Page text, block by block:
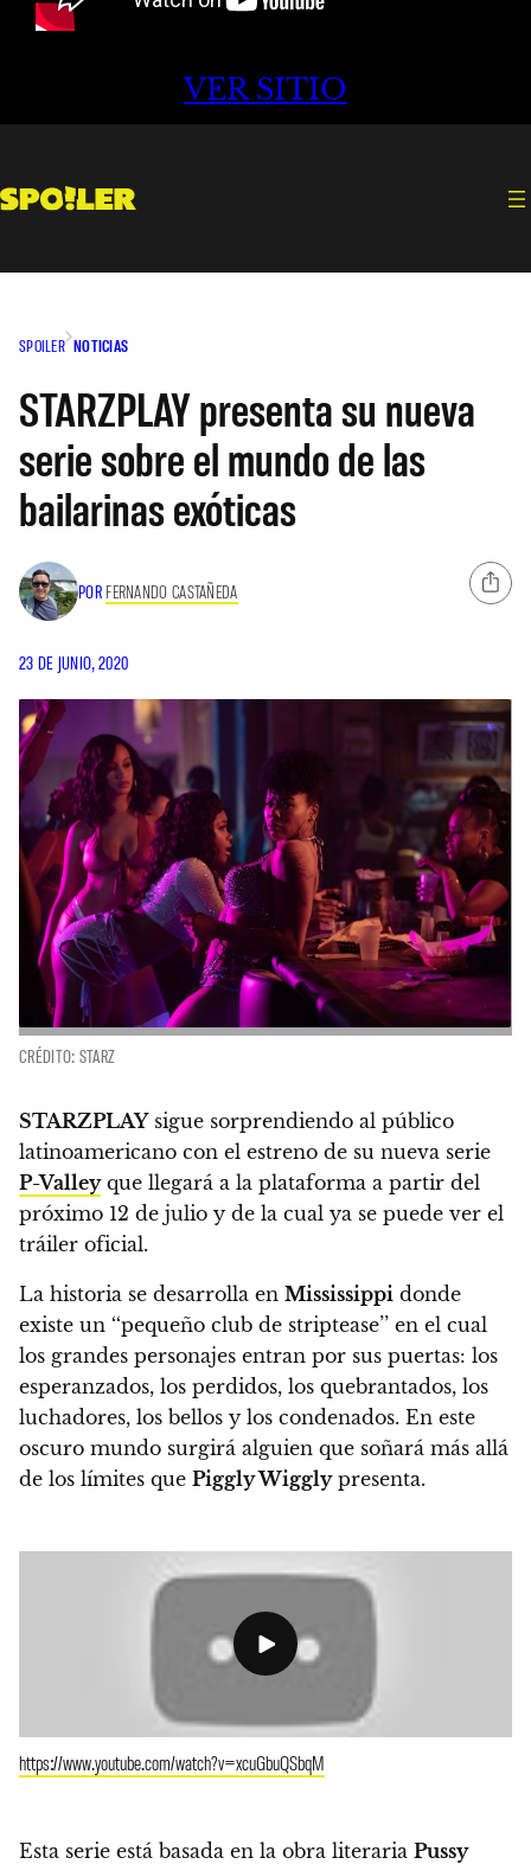
VER SITIO
SPOILER NOTICIAS
STARZPLAY presenta su nueva
serie sobre el mundo de las
bailarinas exóticas
POR FERNANDO CASTAÑEDA
23 DE JUNIO, 2020
CRÉDITO: STARZ
STARZPLAYsigue sorprendiendo al público
latinoamericano con el estreno de su nueva serie
P-Valleyque llegará a la plataforma a partir del
próximo 12 de julio y de la cual ya se puede ver el
tráiler oficial.
La historia se desarrolla en Mississippi donde
existe un ‘‘pequeño club de striptease’’ en el cual
los grandes personajes entran por sus puertas: los
esperanzados, los perdidos, los quebrantados, los
luchadores, los bellos y los condenados. En este
oscuro mundo surgirá alguien que soñará más allá
de los límites que Piggly Wigglypresenta.
https://www.youtube.com/watch?v=xcuGbuQSbqM
Esta serie está basada en la obra literaria Pussy